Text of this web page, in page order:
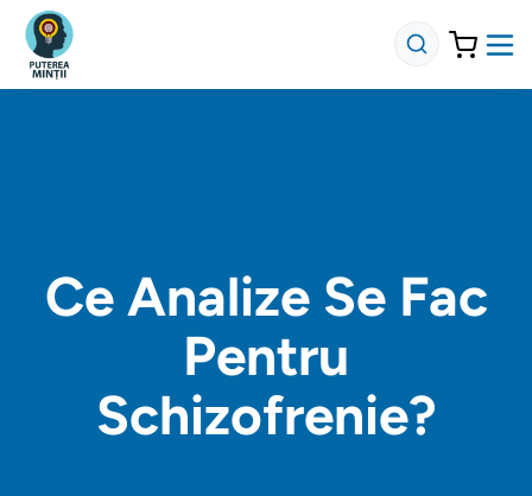
Ce Analize Se Fac
Pentru
Schizofrenie?